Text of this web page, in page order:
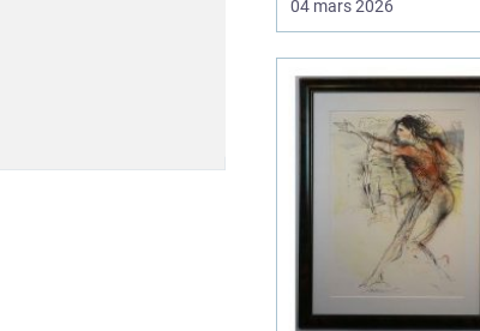
kunstneriske portretter
og reklamebilder til
landbruksfoto og
dokumentasjon av
forskning. Når bedrifter,
04 mars 2026